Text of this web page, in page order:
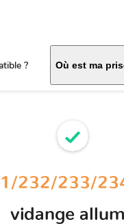
? Où est ma
232/233/
vidange